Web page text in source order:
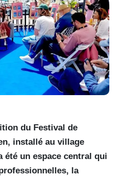
du Festival de
installé au village
été un espace central qui
la